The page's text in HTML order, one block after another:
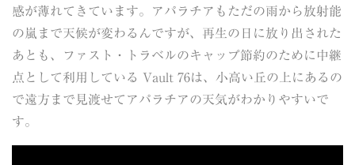
感が薄れてきています。アパラチアもただの雨から放射能
の嵐まで天候が変わるんですが、再生の日に放り出された
あとも、ファスト・トラベルのキャップ節約のために中継
点として利用している Vault 76は、小高い丘の上にあるの
で遠方まで見渡せてアパラチアの天気がわかりやすいで
す。